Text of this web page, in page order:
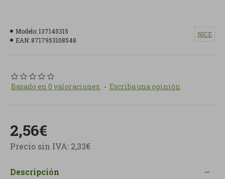
Modelo:137145315
EAN: 8717953108548
NICE
Basado en 0 valoraciones. - Escriba una opinión
2,56€
Precio sin IVA: 2,33€
Descripción